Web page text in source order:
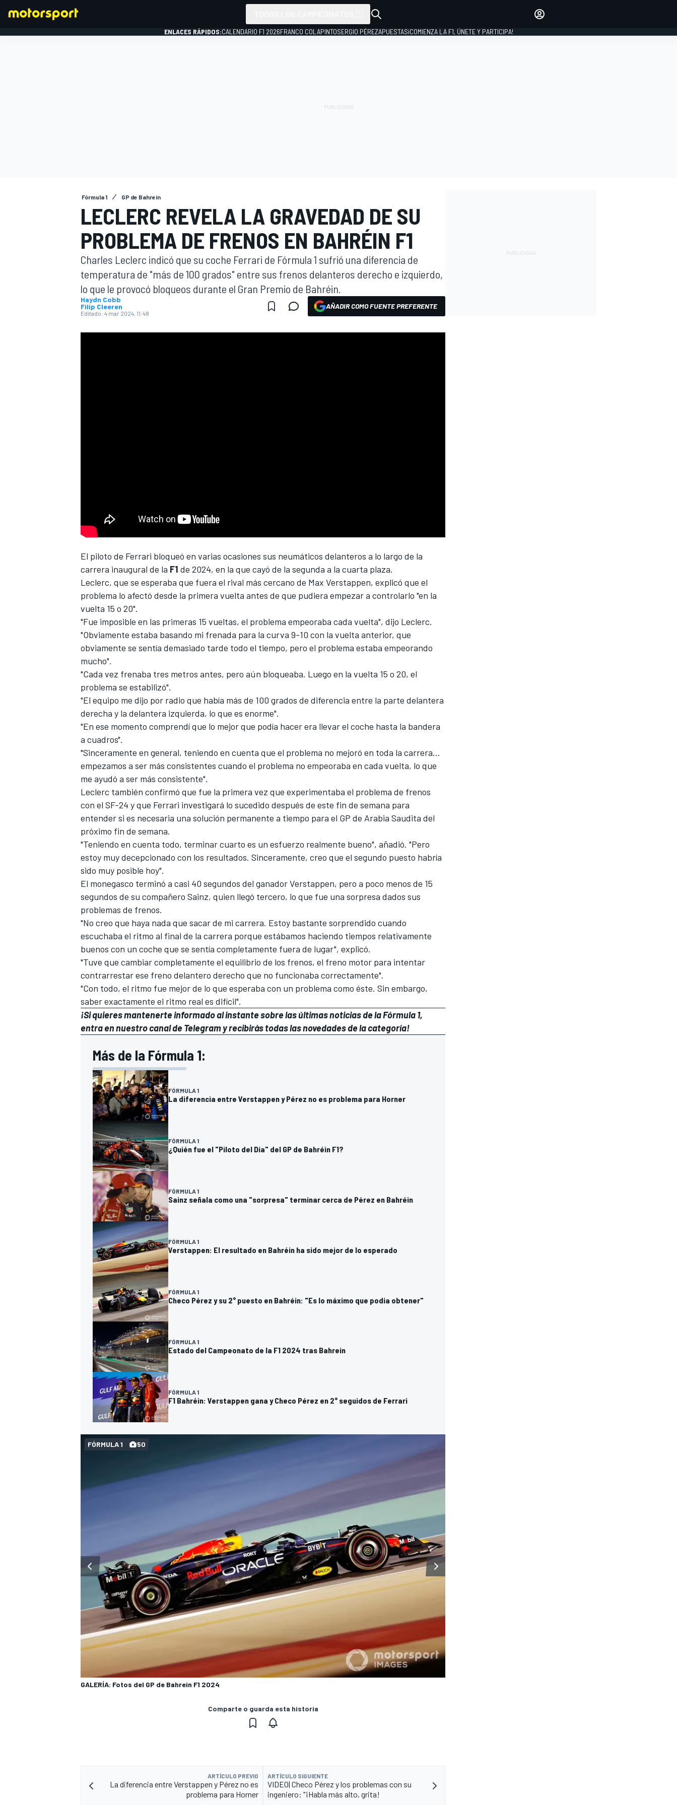
INDYCAR
FÓRMULA E
WRC
MÁS CATEGORÍAS
INICIAR SESIÓN
ENLACES RÁPIDOS:CALENDARIO F1 2026FRANCO COLAPINTOSERGIO PÉREZAPUESTAS¡COMIENZA LA F1, ÚNETE Y PARTICIPA!
Fórmula 1 GP de Bahrein
LECLERC REVELA LA GRAVEDAD DE SU
PROBLEMA DE FRENOS EN BAHRÉIN F1
Charles Leclerc indicó que su coche Ferrari de Fórmula 1 sufrió una diferencia de
temperatura de "más de 100 grados" entre sus frenos delanteros derecho e izquierdo,
lo que le provocó bloqueos durante el Gran Premio de Bahréin.
Haydn Cobb
Filip Cleeren
Editado: 4 mar 2024, 11:48
AÑADIR COMO FUENTE PREFERENTE
El piloto de Ferrari bloqueó en varias ocasiones sus neumáticos delanteros a lo largo de la
carrera inaugural de la F1 de 2024, en la que cayó de la segunda a la cuarta plaza.
Leclerc, que se esperaba que fuera el rival más cercano de Max Verstappen, explicó que el
problema lo afectó desde la primera vuelta antes de que pudiera empezar a controlarlo "en la
vuelta 15 o 20".
"Fue imposible en las primeras 15 vueltas, el problema empeoraba cada vuelta", dijo Leclerc.
"Obviamente estaba basando mi frenada para la curva 9-10 con la vuelta anterior, que
obviamente se sentía demasiado tarde todo el tiempo, pero el problema estaba empeorando
mucho".
"Cada vez frenaba tres metros antes, pero aún bloqueaba. Luego en la vuelta 15 o 20, el
problema se estabilizó".
"El equipo me dijo por radio que había más de 100 grados de diferencia entre la parte delantera
derecha y la delantera izquierda, lo que es enorme".
"En ese momento comprendí que lo mejor que podía hacer era llevar el coche hasta la bandera
a cuadros".
"Sinceramente en general, teniendo en cuenta que el problema no mejoró en toda la carrera...
empezamos a ser más consistentes cuando el problema no empeoraba en cada vuelta, lo que
me ayudó a ser más consistente".
Leclerc también confirmó que fue la primera vez que experimentaba el problema de frenos
con el SF-24 y que Ferrari investigará lo sucedido después de este fin de semana para
entender si es necesaria una solución permanente a tiempo para el GP de Arabia Saudita del
próximo fin de semana.
"Teniendo en cuenta todo, terminar cuarto es un esfuerzo realmente bueno", añadió. "Pero
estoy muy decepcionado con los resultados. Sinceramente, creo que el segundo puesto habría
sido muy posible hoy".
El monegasco terminó a casi 40 segundos del ganador Verstappen, pero a poco menos de 15
segundos de su compañero Sainz, quien llegó tercero, lo que fue una sorpresa dados sus
problemas de frenos.
"No creo que haya nada que sacar de mi carrera. Estoy bastante sorprendido cuando
escuchaba el ritmo al final de la carrera porque estábamos haciendo tiempos relativamente
buenos con un coche que se sentía completamente fuera de lugar", explicó.
"Tuve que cambiar completamente el equilibrio de los frenos, el freno motor para intentar
contrarrestar ese freno delantero derecho que no funcionaba correctamente".
"Con todo, el ritmo fue mejor de lo que esperaba con un problema como éste. Sin embargo,
saber exactamente el ritmo real es difícil".
¡Si quieres mantenerte informado al instante sobre las últimas noticias de la Fórmula 1,
entra ennuestro canal de Telegramy recibirás todas las novedades de la categoría!
Más de la Fórmula 1:
FÓRMULA 1
La diferencia entre Verstappen y Pérez no es problema para Horner
FÓRMULA 1
¿Quién fue el "Piloto del Día" del GP de Bahréin F1?
FÓRMULA 1
Sainz señala como una "sorpresa" terminar cerca de Pérez en Bahréin
FÓRMULA 1
Verstappen: El resultado en Bahréin ha sido mejor de lo esperado
FÓRMULA 1
Checo Pérez y su 2° puesto en Bahréin: "Es lo máximo que podía obtener"
FÓRMULA 1
Estado del Campeonato de la F1 2024 tras Bahrein
FÓRMULA 1
F1 Bahréin: Verstappen gana y Checo Pérez en 2° seguidos de Ferrari
GALERÍA: Fotos del GP de Bahrein F1 2024
FÓRMULA 1 50
Comparte o guarda esta historia
ARTÍCULO PREVIO
La diferencia entre Verstappen y Pérez no es
problema para Horner
ARTÍCULO SIGUIENTE
VIDEO| Checo Pérez y los problemas con su
ingeniero: "¡Habla más alto, grita!